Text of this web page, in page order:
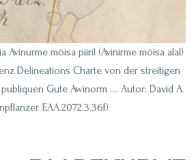
Avinurme mõisa piiril (Avinirme mõisa alal)
Delineations Charte von der streitigen
Gute Awinorm …. Autor: David A.
EAA.2072.3.36f)